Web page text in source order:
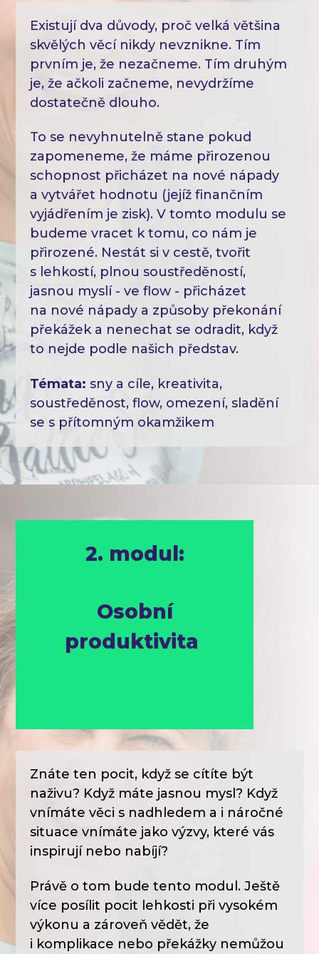
Existují dva důvody, proč velká většina
skvělých věcí nikdy nevznikne. Tím
prvním je, že nezačneme. Tím druhým
je, že ačkoli začneme, nevydržíme
dostatečně dlouho.
To se nevyhnutelně stane pokud
zapomeneme, že máme přirozenou
schopnost přicházet na nové nápady
a vytvářet hodnotu (jejíž finančním
vyjádřením je zisk). V tomto modulu se
budeme vracet k tomu, co nám je
přirozené. Nestát si v cestě, tvořit
s lehkostí, plnou soustředěností,
jasnou myslí - ve flow - přicházet
na nové nápady a způsoby překonání
překážek a nenechat se odradit, když
to nejde podle našich představ.
Témata: sny a cíle, kreativita,
soustředěnost, flow, omezení, sladění
se s přítomným okamžikem
2. modul:
Osobní
produktivita
Znáte ten pocit, když se cítíte být
naživu? Když máte jasnou mysl? Když
vnímáte věci s nadhledem a i náročné
situace vnímáte jako výzvy, které vás
inspirují nebo nabíjí?
Právě o tom bude tento modul. Ještě
více posílit pocit lehkosti při vysokém
výkonu a zároveň vědět, že
i komplikace nebo překážky nemůžou